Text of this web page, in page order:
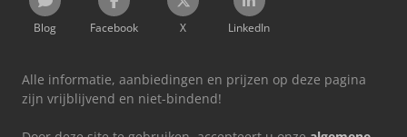
Blog Facebook X LinkedIn
Alle informatie, aanbiedingen en prijzen op deze pagina
zijn vrijblijvend en niet-bindend!